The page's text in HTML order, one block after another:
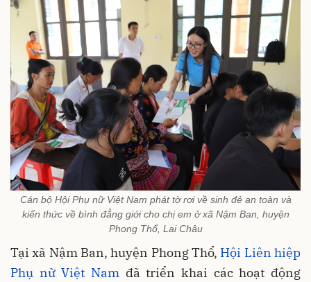
Cán bộ Hội Phụ nữ Việt Nam phát tờ rơi về sinh đẻ an toàn và
kiến thức về bình đẳng giới cho chị em ở xã Nậm Ban, huyện
Phong Thổ, Lai Châu
Tại xã Nậm Ban, huyện Phong Thổ, Hội Liên hiệp
Phụ nữ Việt Nam đã triển khai các hoạt động